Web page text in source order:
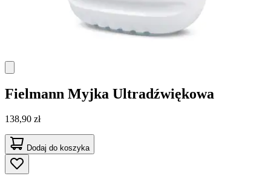
Fielmann Myjka Ultradźwiękowa
138,90 zł
Dodaj do koszyka